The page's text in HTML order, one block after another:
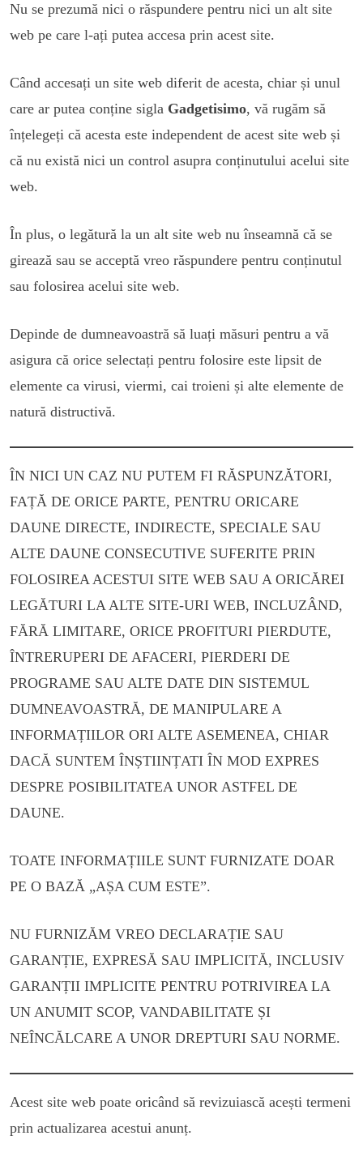
Nu se prezumă nici o răspundere pentru nici un alt site
web pe care l-ați putea accesa prin acest site.
Când accesați un site web diferit de acesta, chiar și unul
care ar putea conține sigla Gadgetisimo, vă rugăm să
înțelegeți că acesta este independent de acest site web și
că nu există nici un control asupra conținutului acelui site
web.
În plus, o legătură la un alt site web nu înseamnă că se
girează sau se acceptă vreo răspundere pentru conținutul
sau folosirea acelui site web.
Depinde de dumneavoastră să luați măsuri pentru a vă
asigura că orice selectați pentru folosire este lipsit de
elemente ca virusi, viermi, cai troieni și alte elemente de
natură distructivă.
ÎN NICI UN CAZ NU PUTEM FI RĂSPUNZĂTORI,
FAȚĂ DE ORICE PARTE, PENTRU ORICARE
DAUNE DIRECTE, INDIRECTE, SPECIALE SAU
ALTE DAUNE CONSECUTIVE SUFERITE PRIN
FOLOSIREA ACESTUI SITE WEB SAU A ORICĂREI
LEGĂTURI LA ALTE SITE-URI WEB, INCLUZÂND,
FĂRĂ LIMITARE, ORICE PROFITURI PIERDUTE,
ÎNTRERUPERI DE AFACERI, PIERDERI DE
PROGRAME SAU ALTE DATE DIN SISTEMUL
DUMNEAVOASTRĂ, DE MANIPULARE A
INFORMAȚIILOR ORI ALTE ASEMENEA, CHIAR
DACĂ SUNTEM ÎNȘTIINȚATI ÎN MOD EXPRES
DESPRE POSIBILITATEA UNOR ASTFEL DE
DAUNE.
TOATE INFORMAȚIILE SUNT FURNIZATE DOAR
PE O BAZĂ „AȘA CUM ESTE”.
NU FURNIZĂM VREO DECLARAȚIE SAU
GARANȚIE, EXPRESĂ SAU IMPLICITĂ, INCLUSIV
GARANȚII IMPLICITE PENTRU POTRIVIREA LA
UN ANUMIT SCOP, VANDABILITATE ȘI
NEÎNCĂLCARE A UNOR DREPTURI SAU NORME.
Acest site web poate oricând să revizuiască acești termeni
prin actualizarea acestui anunț.